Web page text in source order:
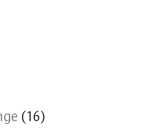
(16)